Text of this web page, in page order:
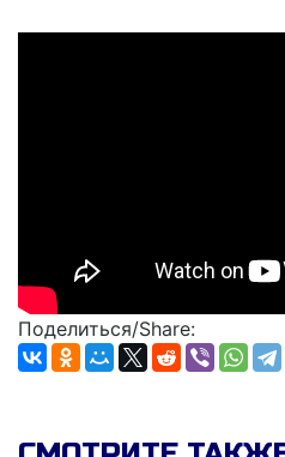
Поделиться/Share: